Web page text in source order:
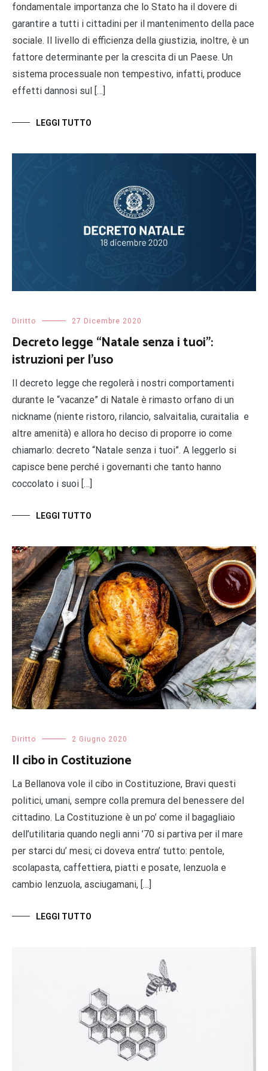
fondamentale importanza che lo Stato ha il dovere di
garantire a tutti i cittadini per il mantenimento della pace
sociale. Il livello di efficienza della giustizia, inoltre, è un
fattore determinante per la crescita di un Paese. Un
sistema processuale non tempestivo, infatti, produce
effetti dannosi sul […]
LEGGI TUTTO
Diritto 27 Dicembre 2020
Decreto legge “Natale senza i tuoi”:
istruzioni per l’uso
Il decreto legge che regolerà i nostri comportamenti
durante le “vacanze” di Natale è rimasto orfano di un
nickname (niente ristoro, rilancio, salvaitalia, curaitalia e
altre amenità) e allora ho deciso di proporre io come
chiamarlo: decreto “Natale senza i tuoi”. A leggerlo si
capisce bene perché i governanti che tanto hanno
coccolato i suoi […]
LEGGI TUTTO
Diritto 2 Giugno 2020
Il cibo in Costituzione
La Bellanova vole il cibo in Costituzione, Bravi questi
politici, umani, sempre colla premura del benessere del
cittadino. La Costituzione è un po’ come il bagagliaio
dell’utilitaria quando negli anni ’70 si partiva per il mare
per starci du’ mesi; ci doveva entra’ tutto: pentole,
scolapasta, caffettiera, piatti e posate, lenzuola e
cambio lenzuola, asciugamani, […]
LEGGI TUTTO